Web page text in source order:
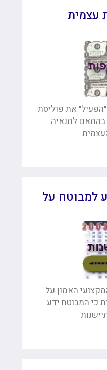
עצמית
את פוליסת
בהתאם לתנאיה
למבוטח על
האמון על
כי המבוטח ידע